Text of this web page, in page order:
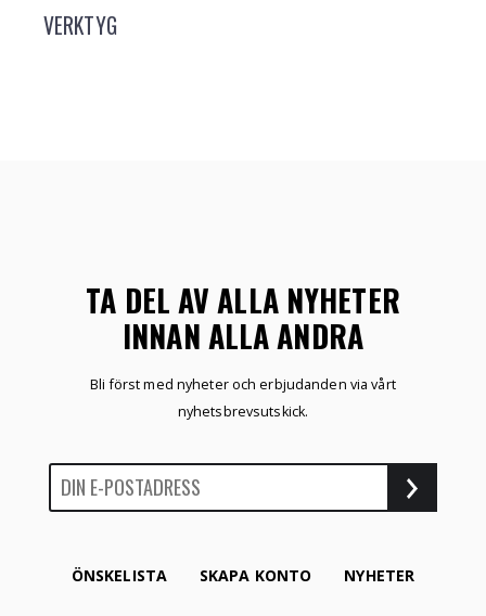
VERKTYG
TA DEL AV ALLA NYHETER
INNAN ALLA ANDRA
Bli först med nyheter och erbjudanden via vårt
nyhetsbrevsutskick.
ÖNSKELISTA SKAPA KONTO NYHETER